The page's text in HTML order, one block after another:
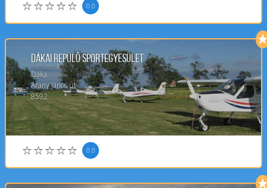
0.0
Dákai Repülő Sportegyesület
Dáka
Arany János út
8592
0.0